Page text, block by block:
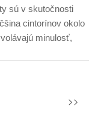
sú v skutočnosti
cintorínov okolo
minulosť,
>>